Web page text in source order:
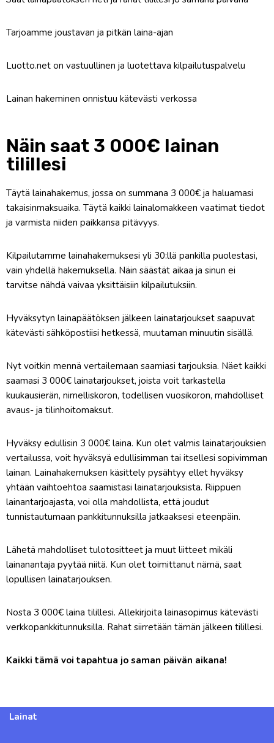
Tarjoamme joustavan ja pitkän laina-ajan
Luotto.net on vastuullinen ja luotettava kilpailutuspalvelu
Lainan hakeminen onnistuu kätevästi verkossa
Näin saat 3 000€ lainan
tilillesi
Täytä lainahakemus, jossa on summana 3 000€ ja haluamasi
takaisinmaksuaika. Täytä kaikki lainalomakkeen vaatimat tiedot
ja varmista niiden paikkansa pitävyys.
Kilpailutamme lainahakemuksesi yli 30:llä pankilla puolestasi,
vain yhdellä hakemuksella. Näin säästät aikaa ja sinun ei
tarvitse nähdä vaivaa yksittäisiin kilpailutuksiin.
Hyväksytyn lainapäätöksen jälkeen lainatarjoukset saapuvat
kätevästi sähköpostiisi hetkessä, muutaman minuutin sisällä.
Nyt voitkin mennä vertailemaan saamiasi tarjouksia. Näet kaikki
saamasi 3 000€ lainatarjoukset, joista voit tarkastella
kuukausierän, nimelliskoron, todellisen vuosikoron, mahdolliset
avaus- ja tilinhoitomaksut.
Hyväksy edullisin 3 000€ laina. Kun olet valmis lainatarjouksien
vertailussa, voit hyväksyä edullisimman tai itsellesi sopivimman
lainan. Lainahakemuksen käsittely pysähtyy ellet hyväksy
yhtään vaihtoehtoa saamistasi lainatarjouksista. Riippuen
lainantarjoajasta, voi olla mahdollista, että joudut
tunnistautumaan pankkitunnuksilla jatkaaksesi eteenpäin.
Lähetä mahdolliset tulotositteet ja muut liitteet mikäli
lainanantaja pyytää niitä. Kun olet toimittanut nämä, saat
lopullisen lainatarjouksen.
Nosta 3 000€ laina tilillesi. Allekirjoita lainasopimus kätevästi
verkkopankkitunnuksilla. Rahat siirretään tämän jälkeen tilillesi.
Kaikki tämä voi tapahtua jo saman päivän aikana!
Lainat